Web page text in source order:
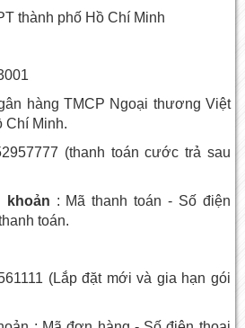
thành phố Hồ Chí Minh
hàng TMCP Ngoại thương Việt
Chí Minh.
(thanh toán cước trả sau
khoản : Mã thanh toán - Số điện
toán.
(Lắp đặt mới và gia hạn gói